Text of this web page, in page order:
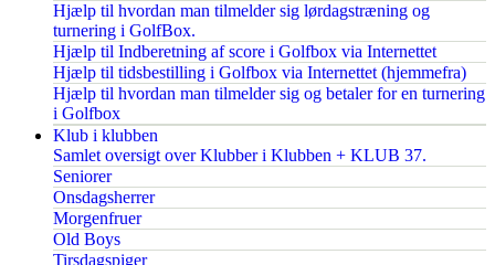
Hjælp til hvordan man tilmelder sig lørdagstræning og
turnering i GolfBox.
Hjælp til Indberetning af score i Golfbox via Internettet
Hjælp til tidsbestilling i Golfbox via Internettet (hjemmefra)
Hjælp til hvordan man tilmelder sig og betaler for en turnering
i Golfbox
Klub i klubben
Samlet oversigt over Klubber i Klubben + KLUB 37.
Seniorer
Onsdagsherrer
Morgenfruer
Old Boys
Tirsdagspiger